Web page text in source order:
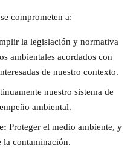
comprometen a:
la legislación y normativa
ambientales acordados con
de nuestro contexto.
nuestro sistema de
ambiental.
Proteger el medio ambiente, y
la contaminación.